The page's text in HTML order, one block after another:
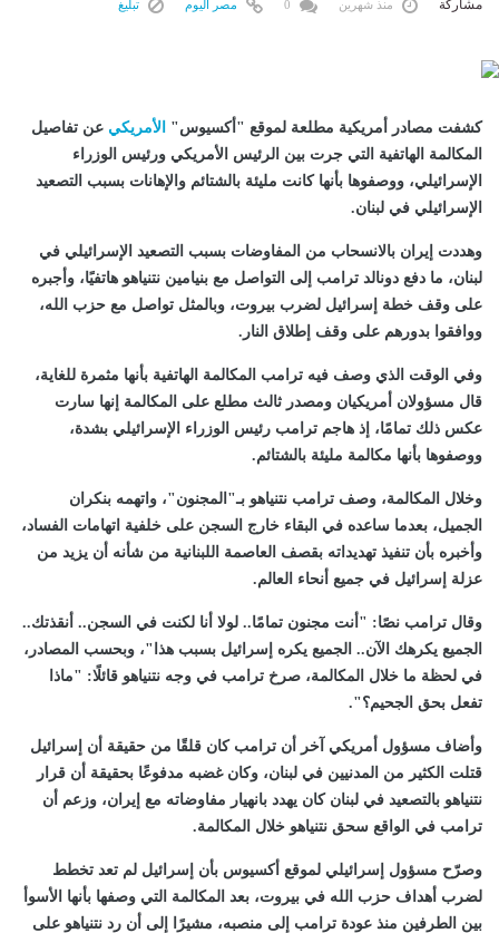
مشاركة منذ شهرين مصر اليوم تبليغ
كشفت مصادر أمريكية مطلعة لموقع "أكسيوس" الأمريكي عن تفاصيل
المكالمة الهاتفية التي جرت بين الرئيس الأمريكي ورئيس الوزراء
الإسرائيلي، ووصفوها بأنها كانت مليئة بالشتائم والإهانات بسبب التصعيد
الإسرائيلي في لبنان.
وهددت إيران بالانسحاب من المفاوضات بسبب التصعيد الإسرائيلي في
لبنان، ما دفع دونالد ترامب إلى التواصل مع بنيامين نتنياهو هاتفيًا، وأجبره
على وقف خطة إسرائيل لضرب بيروت، وبالمثل تواصل مع حزب الله،
ووافقوا بدورهم على وقف إطلاق النار.
وفي الوقت الذي وصف فيه ترامب المكالمة الهاتفية بأنها مثمرة للغاية،
قال مسؤولان أمريكيان ومصدر ثالث مطلع على المكالمة إنها سارت
عكس ذلك تمامًا، إذ هاجم ترامب رئيس الوزراء الإسرائيلي بشدة،
ووصفوها بأنها مكالمة مليئة بالشتائم.
وخلال المكالمة، وصف ترامب نتنياهو بـ"المجنون"، واتهمه بنكران
الجميل، بعدما ساعده في البقاء خارج السجن على خلفية اتهامات الفساد،
وأخبره بأن تنفيذ تهديداته بقصف العاصمة اللبنانية من شأنه أن يزيد من
عزلة إسرائيل في جميع أنحاء العالم.
وقال ترامب نصًا: "أنت مجنون تمامًا.. لولا أنا لكنت في السجن.. أنقذتك..
الجميع يكرهك الآن.. الجميع يكره إسرائيل بسبب هذا"، وبحسب المصادر،
في لحظة ما خلال المكالمة، صرخ ترامب في وجه نتنياهو قائلًا: "ماذا
تفعل بحق الجحيم؟".
وأضاف مسؤول أمريكي آخر أن ترامب كان قلقًا من حقيقة أن إسرائيل
قتلت الكثير من المدنيين في لبنان، وكان غضبه مدفوعًا بحقيقة أن قرار
نتنياهو بالتصعيد في لبنان كان يهدد بانهيار مفاوضاته مع إيران، وزعم أن
ترامب في الواقع سحق نتنياهو خلال المكالمة.
وصرّح مسؤول إسرائيلي لموقع أكسيوس بأن إسرائيل لم تعد تخطط
لضرب أهداف حزب الله في بيروت، بعد المكالمة التي وصفها بأنها الأسوأ
بين الطرفين منذ عودة ترامب إلى منصبه، مشيرًا إلى أن رد نتنياهو على